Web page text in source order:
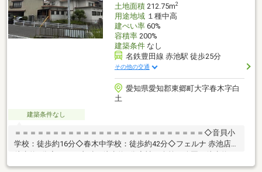
土地面積212.75m2
用途地域１種中高
建ぺい率60%
容積率200%
建築条件なし
名鉄豊田線 赤池駅 徒歩25分
その他の交通
愛知県愛知郡東郷町大字春木字白
土
建築条件なし
＝＝＝＝＝＝＝＝＝＝＝＝＝＝＝＝＝＝＝＝＝＝＝＝＝◇音貝小
学校：徒歩約16分◇春木中学校：徒歩約42分◇フェルナ 赤池店：
分◆落ち着いた住環境◆建築条件なし、お好きなハウスメーカー